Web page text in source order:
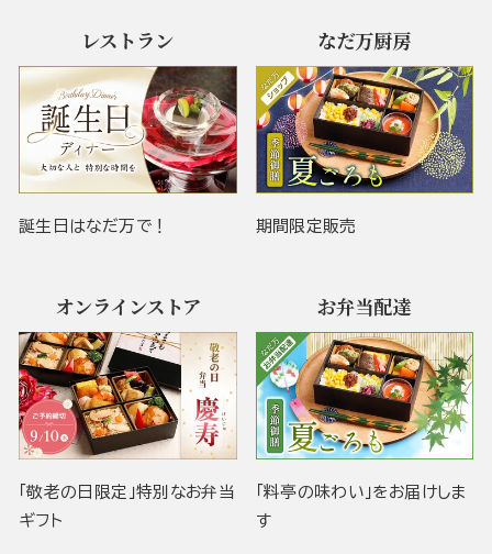
レストラン
誕生日はなだ万で！
なだ万厨房
期間限定販売
オンラインストア
「敬老の日限定」特別なお弁当
ギフト
お弁当配達
「料亭の味わい」をお届けしま
す